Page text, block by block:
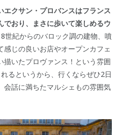
クサン・プロバンスはフランス
おり、まさに歩いて楽しめるウ
世紀からのバロック調の建物、噴
じの良いお店やオープンカフェ
描いたプロヴァンス！という雰囲
るというから、行くならぜひ2日
会話に満ちたマルシェもの雰囲気